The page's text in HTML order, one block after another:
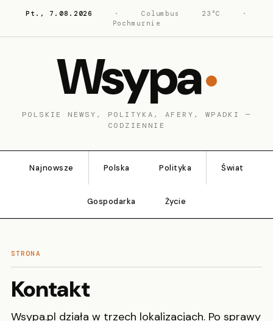
Pt., 7.08.2026 · Columbus 23°C
·
Pochmurnie
Wsypa
POLSKIE NEWSY, POLITYKA, AFERY, WPADKI —
CODZIENNIE
Najnowsze Polska Polityka Świat
Gospodarka Życie
STRONA
Kontakt
Wsypa.pl działa w trzech lokalizacjach. Po sprawy